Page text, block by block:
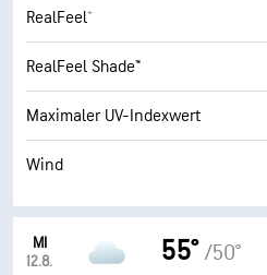
RealFeel®
RealFeel Shade™
Maximaler UV-Indexwert
Wind
MI
12.8.
55° /50°